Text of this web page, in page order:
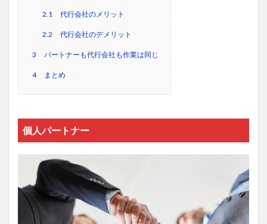
2.1 代行会社のメリット
2.2 代行会社のデメリット
3 パートナーも代行会社も作業は同じ
4 まとめ
個人パートナー